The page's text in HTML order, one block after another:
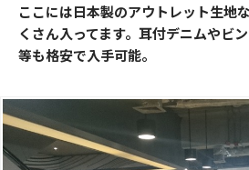
ここには日本製のアウトレット生地
くさん入ってます。耳付デニムやビ
等も格安で入手可能。